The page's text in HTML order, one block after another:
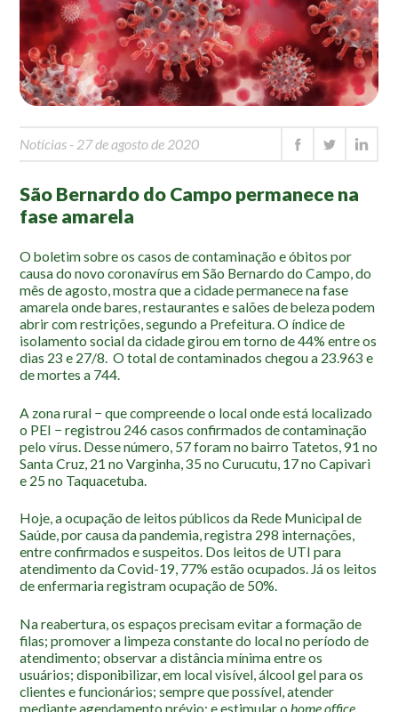
Mapa Ilustrado
Fauna e Flora
Aranhas
Palmeira Juçara
Borboletas
Cambuci
Liquens
Tucano do Bico Verde
Atividades
Escolas e Universidades
Educação Ambiental
Roteiro da monitoria
Trilhas
Terceira Idade
Inclusão Social
Blog
Newsletter
Notícias
Na mídia
Contato
Contato
Notícias - 27 de agosto de 2020
São Bernardo do Campo permanece na
fase amarela
O boletim sobre os casos de contaminação e óbitos por
causa do novo coronavírus em São Bernardo do Campo, do
mês de agosto, mostra que a cidade permanece na fase
amarela onde bares, restaurantes e salões de beleza podem
abrir com restrições, segundo a Prefeitura. O índice de
isolamento social da cidade girou em torno de 44% entre os
dias 23 e 27/8. O total de contaminados chegou a 23.963 e
de mortes a 744.
A zona rural − que compreende o local onde está localizado
o PEI − registrou 246 casos confirmados de contaminação
pelo vírus. Desse número, 57 foram no bairro Tatetos, 91 no
Santa Cruz, 21 no Varginha, 35 no Curucutu, 17 no Capivari
e 25 no Taquacetuba.
Hoje, a ocupação de leitos públicos da Rede Municipal de
Saúde, por causa da pandemia, registra 298 internações,
entre confirmados e suspeitos. Dos leitos de UTI para
atendimento da Covid-19, 77% estão ocupados. Já os leitos
de enfermaria registram ocupação de 50%.
Na reabertura, os espaços precisam evitar a formação de
filas; promover a limpeza constante do local no período de
atendimento; observar a distância mínima entre os
usuários; disponibilizar, em local visível, álcool gel para os
clientes e funcionários; sempre que possível, atender
mediante agendamento prévio; e estimular ohome office